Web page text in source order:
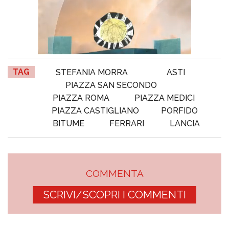
TAG STEFANIA MORRA
ASTI
PIAZZA SAN SECONDO
PIAZZA ROMA
PIAZZA MEDICI
PIAZZA CASTIGLIANO
PORFIDO
BITUME
FERRARI LANCIA
COMMENTA
SCRIVI/SCOPRI I COMMENTI